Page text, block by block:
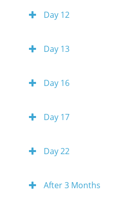
Day 12
Day 13
Day 16
Day 17
Day 22
After 3 Months